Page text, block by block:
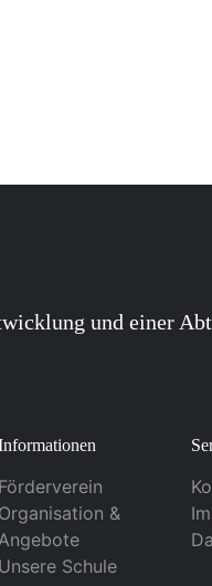
und einer
Förderverein
Organisation &
Unsere Schule